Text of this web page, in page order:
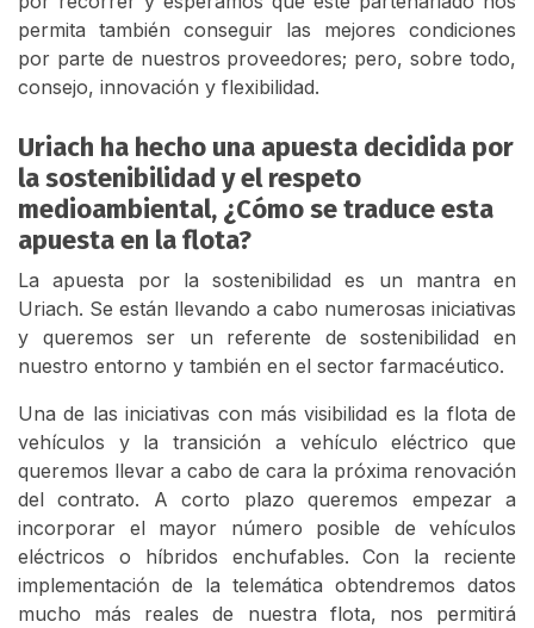
permita también conseguir las mejores condiciones
por parte de nuestros proveedores; pero, sobre todo,
consejo, innovación y flexibilidad.
Uriach ha hecho una apuesta decidida por
la sostenibilidad y el respeto
medioambiental, ¿Cómo se traduce esta
apuesta en la flota?
La apuesta por la sostenibilidad es un mantra en
Uriach. Se están llevando a cabo numerosas iniciativas
y queremos ser un referente de sostenibilidad en
nuestro entorno y también en el sector farmacéutico.
Una de las iniciativas con más visibilidad es la flota de
vehículos y la transición a vehículo eléctrico que
queremos llevar a cabo de cara la próxima renovación
del contrato. A corto plazo queremos empezar a
incorporar el mayor número posible de vehículos
eléctricos o híbridos enchufables. Con la reciente
implementación de la telemática obtendremos datos
mucho más reales de nuestra flota, nos permitirá